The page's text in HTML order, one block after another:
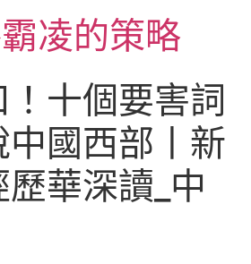
凌的策略
十個要害詞
國西部丨新
華深讀_中